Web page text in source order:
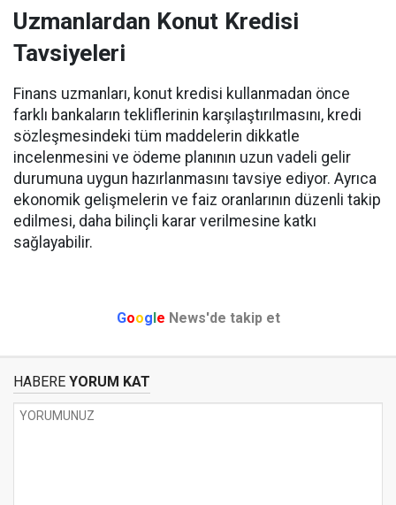
Uzmanlardan Konut Kredisi
Tavsiyeleri
Finans uzmanları, konut kredisi kullanmadan önce
farklı bankaların tekliflerinin karşılaştırılmasını, kredi
sözleşmesindeki tüm maddelerin dikkatle
incelenmesini ve ödeme planının uzun vadeli gelir
durumuna uygun hazırlanmasını tavsiye ediyor. Ayrıca
ekonomik gelişmelerin ve faiz oranlarının düzenli takip
edilmesi, daha bilinçli karar verilmesine katkı
sağlayabilir.
Google News'de takip et
HABERE YORUM KAT